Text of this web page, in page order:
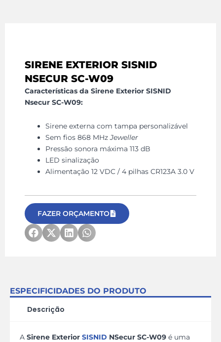
SIRENE EXTERIOR SISNID
NSECUR SC-W09
Características da Sirene Exterior SISNID
Nsecur SC-W09:
Sirene externa com tampa personalizável
Sem fios 868 MHzJeweller
Pressão sonora máxima 113 dB
LED sinalização
Alimentação 12 VDC / 4 pilhas CR123A 3.0 V
FAZER ORÇAMENTO
ESPECIFICIDADES DO PRODUTO
Descrição
A Sirene Exterior SISNID NSecur SC-W09 é uma